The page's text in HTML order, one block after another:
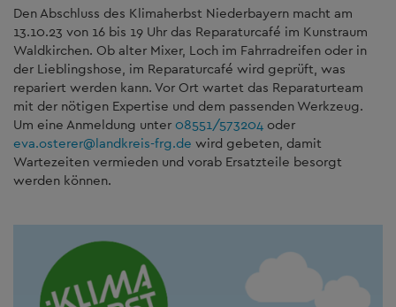
Den Abschluss des Klimaherbst Niederbayern macht am
13.10.23 von 16 bis 19 Uhr das Reparaturcafé im Kunstraum
Waldkirchen. Ob alter Mixer, Loch im Fahrradreifen oder in
der Lieblingshose, im Reparaturcafé wird geprüft, was
repariert werden kann. Vor Ort wartet das Reparaturteam
mit der nötigen Expertise und dem passenden Werkzeug.
Um eine Anmeldung unter 08551/573204 oder
eva.osterer@landkreis-frg.de wird gebeten, damit
Wartezeiten vermieden und vorab Ersatzteile besorgt
werden können.